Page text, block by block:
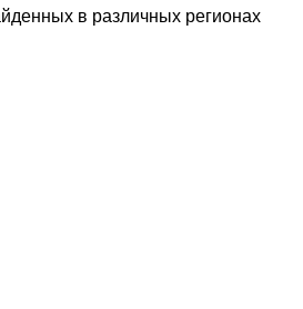
в различных регионах